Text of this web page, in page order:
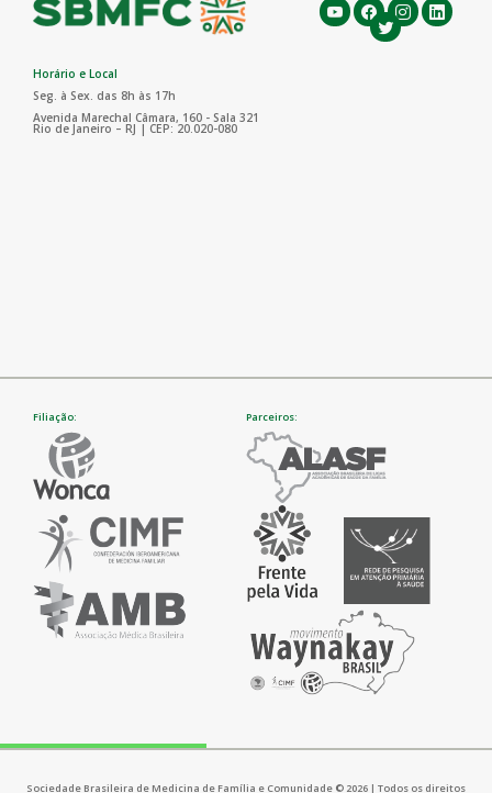
Horário e Local
Seg. à Sex. das 8h às 17h
Avenida Marechal Câmara, 160 - Sala 321
Rio de Janeiro – RJ | CEP: 20.020-080
Filiação: Parceiros:
Sociedade Brasileira de Medicina de Família e Comunidade © 2026 | Todos os direitos